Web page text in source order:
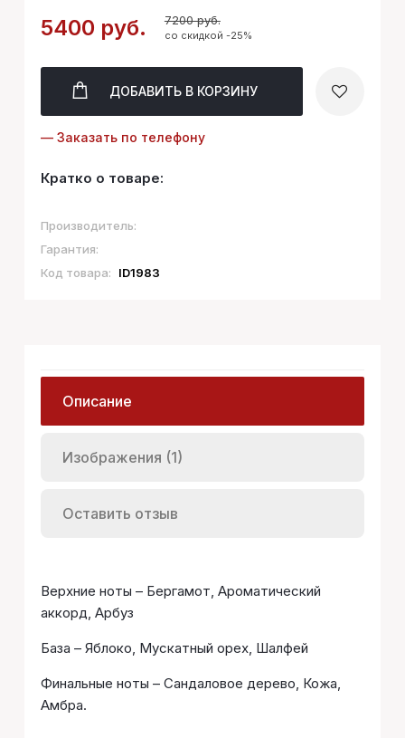
5400 руб. 7200 руб.
со скидкой -25%
ДОБАВИТЬ В КОРЗИНУ
— Заказать по телефону
Кратко о товаре:
Производитель:
Гарантия:
Код товара:
ID1983
Описание
Изображения (1)
Оставить отзыв
Верхние ноты – Бергамот, Ароматический
аккорд, Арбуз
База – Яблоко, Мускатный орех, Шалфей
Финальные ноты – Сандаловое дерево, Кожа,
Амбра.